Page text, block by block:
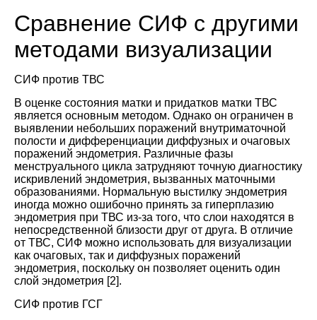
Сравнение СИФ с другими
методами визуализации
СИФ против ТВС
В оценке состояния матки и придатков матки ТВС
является основным методом. Однако он ограничен в
выявлении небольших поражений внутриматочной
полости и дифференциации диффузных и очаговых
поражений эндометрия. Различные фазы
менструального цикла затрудняют точную диагностику
искривлений эндометрия, вызванных маточными
образованиями. Нормальную выстилку эндометрия
иногда можно ошибочно принять за гиперплазию
эндометрия при ТВС из-за того, что слои находятся в
непосредственной близости друг от друга. В отличие
от ТВС, СИФ можно использовать для визуализации
как очаговых, так и диффузных поражений
эндометрия, поскольку он позволяет оценить один
слой эндометрия [2].
СИФ против ГСГ